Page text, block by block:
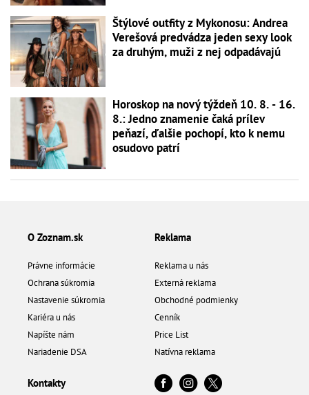
Štýlové outfity z Mykonosu: Andrea
Verešová predvádza jeden sexy look
za druhým, muži z nej odpadávajú
Horoskop na nový týždeň 10. 8. - 16.
8.: Jedno znamenie čaká prílev
peňazí, ďalšie pochopí, kto k nemu
osudovo patrí
O Zoznam.sk
Právne informácie
Ochrana súkromia
Nastavenie súkromia
Kariéra u nás
Napíšte nám
Nariadenie DSA
Reklama
Reklama u nás
Externá reklama
Obchodné podmienky
Cenník
Price List
Natívna reklama
Kontakty